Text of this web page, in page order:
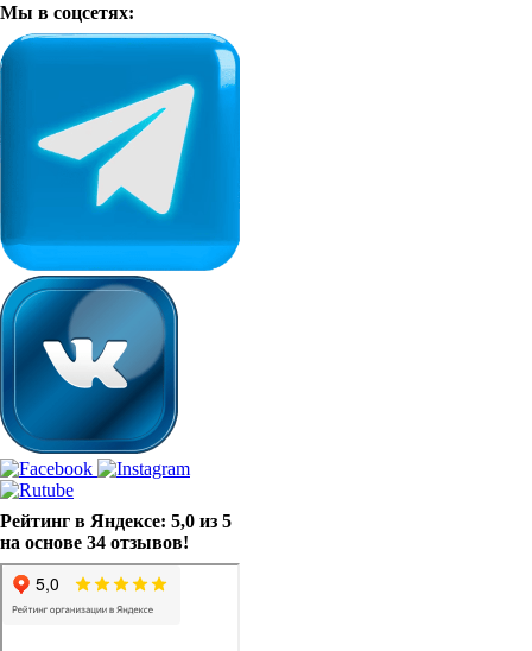
Мы в соцсетях:
Рейтинг в Яндексе: 5,0 из 5
на основе 34 отзывов!